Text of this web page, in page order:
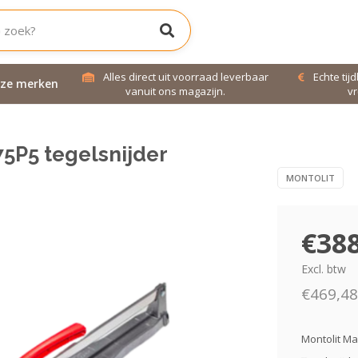
merken
bereikbaar!
Alles direct uit voorraad leverbaar
vanuit ons magazijn.
Echte
tegelsnijder
MONTOLIT
Excl. btw
Montolit